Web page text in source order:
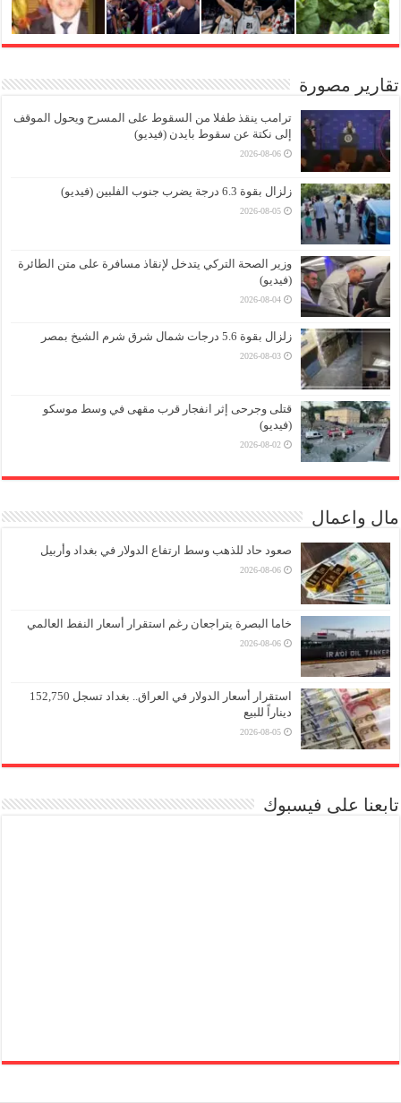
تقارير مصورة
ترامب ينقذ طفلا من السقوط على المسرح ويحول الموقف
إلى نكتة عن سقوط بايدن (فيديو)
2026-08-06
زلزال بقوة 6.3 درجة يضرب جنوب الفلبين (فيديو)
2026-08-05
وزير الصحة التركي يتدخل لإنقاذ مسافرة على متن الطائرة
(فيديو)
2026-08-04
زلزال بقوة 5.6 درجات شمال شرق شرم الشيخ بمصر
2026-08-03
قتلى وجرحى إثر انفجار قرب مقهى في وسط موسكو
(فيديو)
2026-08-02
مال واعمال
صعود حاد للذهب وسط ارتفاع الدولار في بغداد وأربيل
2026-08-06
خاما البصرة يتراجعان رغم استقرار أسعار النفط العالمي
2026-08-06
استقرار أسعار الدولار في العراق.. بغداد تسجل 152,750
ديناراً للبيع
2026-08-05
تابعنا على فيسبوك